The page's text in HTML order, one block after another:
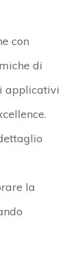
con
di
applicativi
la